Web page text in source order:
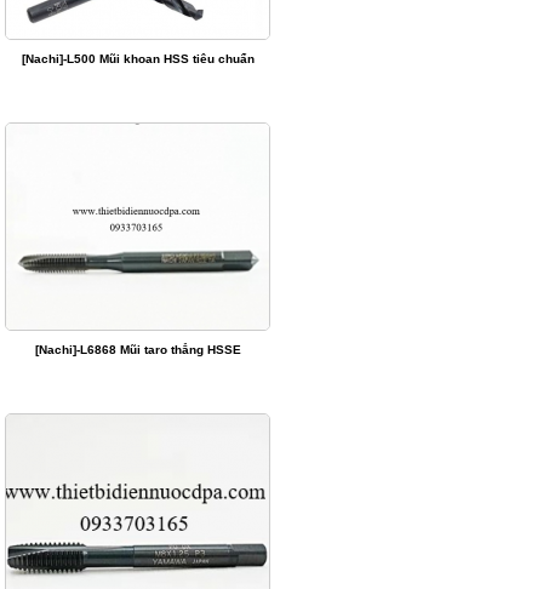
[Nachi]-L500 Mũi khoan HSS tiêu chuẩn
[Nachi]-L6868 Mũi taro thẳng HSSE